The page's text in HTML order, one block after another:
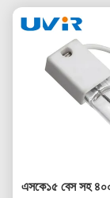
এসকে১৫ বেস সহ